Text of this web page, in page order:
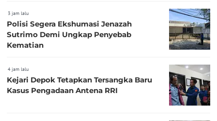
3 jam lalu
Polisi Segera Ekshumasi Jenazah
Sutrimo Demi Ungkap Penyebab
Kematian
4 jam lalu
Kejari Depok Tetapkan Tersangka Baru
Kasus Pengadaan Antena RRI